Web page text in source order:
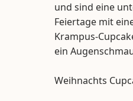
und sind eine
Feiertage mit
Krampus-
ein
Weihnachts